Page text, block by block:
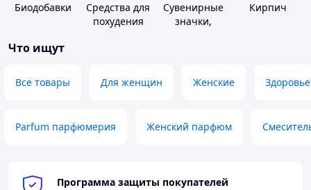
Биодобавки
Средства для
похудения
Сувенирные
значки,
Кирпич
Что ищут
Все товары Для женщин Женские Здоровье
Parfum парфюмерия Женский парфюм
Программа защиты покупателей